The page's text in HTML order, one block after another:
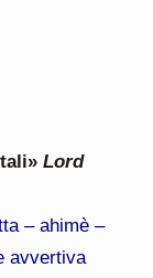
Lord
– ahimè –
avvertiva